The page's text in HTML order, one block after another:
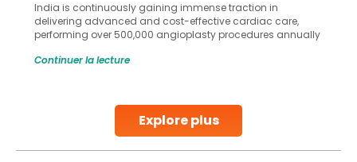
Explore plus
India is continuously gaining immense traction in
delivering advanced and cost-effective cardiac care,
performing over 500,000 angioplasty procedures annually
globe are searching for treatments like angioplasty and
Studies, such as one published
Continuer la lecture